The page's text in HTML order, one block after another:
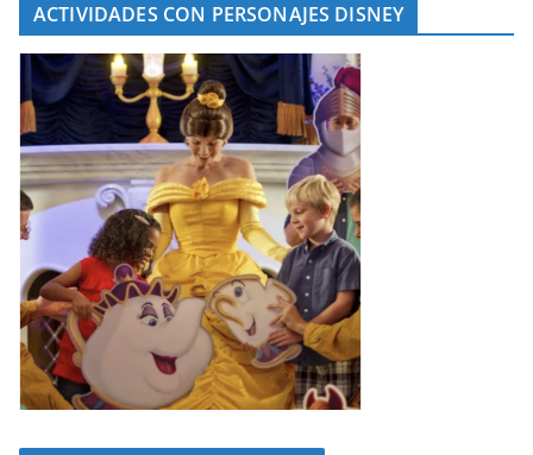
ACTIVIDADES CON PERSONAJES DISNEY